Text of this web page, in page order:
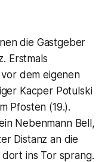
die Gastgeber
Erstmals
dem eigenen
Kacper Potulski
Pfosten (19.).
Nebenmann Bell,
Distanz an die
ins Tor sprang.